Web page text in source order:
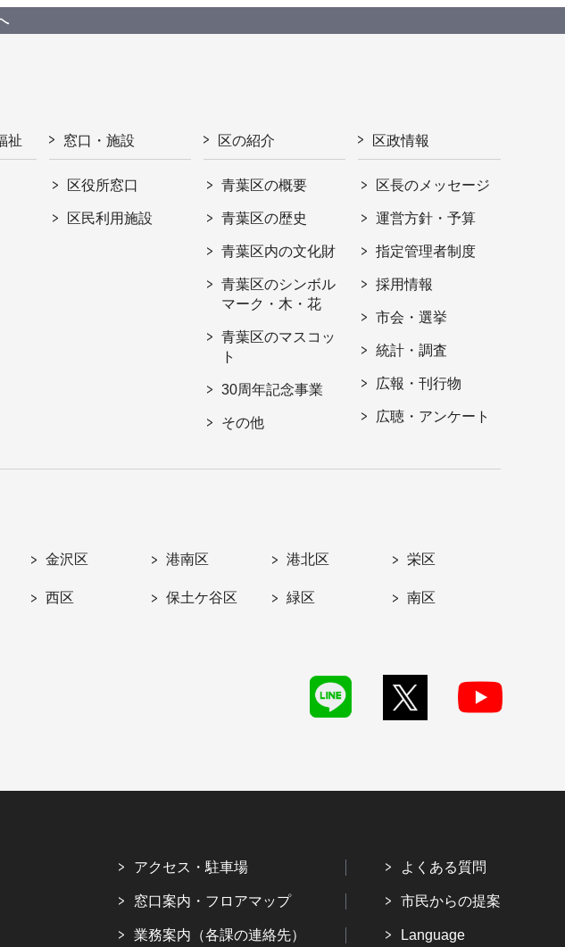
祉 窓口・施設
区役所窓口
区民利用施設
区の紹介
青葉区の概要
青葉区の歴史
青葉区内の文化財
青葉区のシンボル
マーク・木・花
青葉区のマスコッ
ト
30周年記念事業
その他
区政情報
区長のメッセージ
運営方針・予算
指定管理者制度
採用情報
市会・選挙
統計・調査
広報・刊行物
広聴・アンケート
金沢区 港南区 港北区 栄区
西区 保土ケ谷区 緑区 南区
アクセス・駐車場
窓口案内・フロアマップ
業務案内（各課の連絡先）
よくある質問
市民からの提案
Language